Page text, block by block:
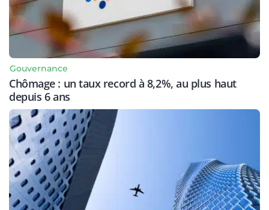
Gouvernance
Chômage : un taux record à 8,2%, au plus haut
depuis 6 ans